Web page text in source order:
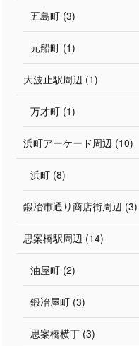
五島町 (3)
元船町 (1)
大波止駅周辺 (1)
万才町 (1)
浜町アーケード周辺 (10)
浜町 (8)
鍛冶市通り商店街周辺 (3)
思案橋駅周辺 (14)
油屋町 (2)
鍛冶屋町 (3)
思案橋横丁 (3)